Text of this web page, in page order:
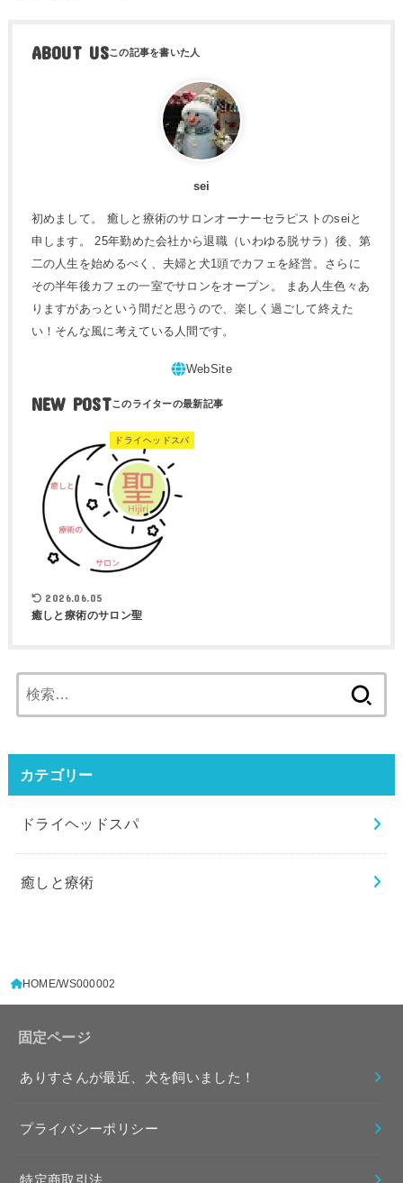
ABOUT US
sei
初めまして。 癒しと療術のサロンオーナーセラピストのseiと
申します。 25年勤めた会社から退職（いわゆる脱サラ）後、第
二の人生を始めるべく、夫婦と犬1頭でカフェを経営。さらに
その半年後カフェの一室でサロンをオープン。 まあ人生色々あ
りますがあっという間だと思うので、楽しく過ごして終えた
い！そんな風に考えている人間です。
NEW POST
ドライヘッドスパ
2026.06.05
癒しと療術のサロン聖
索:
カテゴリー
ドライヘッドスパ
癒しと療術
HOME WS000002
固定ページ
ありすさんが最近、犬を飼いました！
プライバシーポリシー